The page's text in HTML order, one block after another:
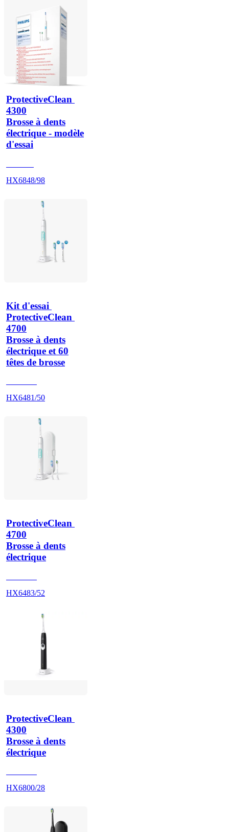
ProtectiveClean
4300
Brosse à dents
électrique - modèle
d'essai
HX6848/98
Kit d'essai
ProtectiveClean
4700
Brosse à dents
électrique et 60
têtes de brosse
HX6481/50
ProtectiveClean
4700
Brosse à dents
électrique
HX6483/52
ProtectiveClean
4300
Brosse à dents
électrique
HX6800/28